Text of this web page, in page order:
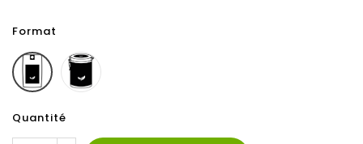
Format
Sachet
100g
100g
Quantité